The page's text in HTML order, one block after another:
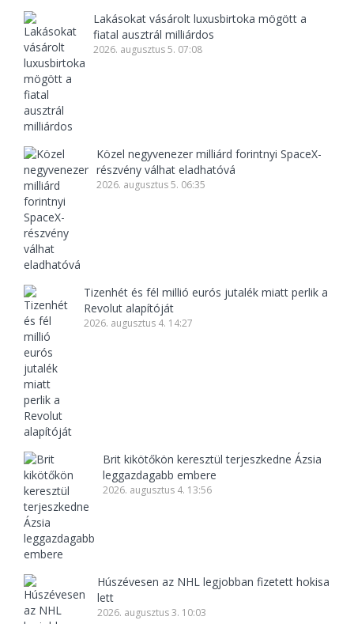
Lakásokat vásárolt luxusbirtoka mögött a
fiatal ausztrál milliárdos
2026. augusztus 5. 07:08
Közel negyvenezer milliárd forintnyi SpaceX-
részvény válhat eladhatóvá
2026. augusztus 5. 06:35
Tizenhét és fél millió eurós jutalék miatt perlik a
Revolut alapítóját
2026. augusztus 4. 14:27
Brit kikötőkön keresztül terjeszkedne Ázsia
leggazdagabb embere
2026. augusztus 4. 13:56
Húszévesen az NHL legjobban fizetett hokisa
lett
2026. augusztus 3. 10:03